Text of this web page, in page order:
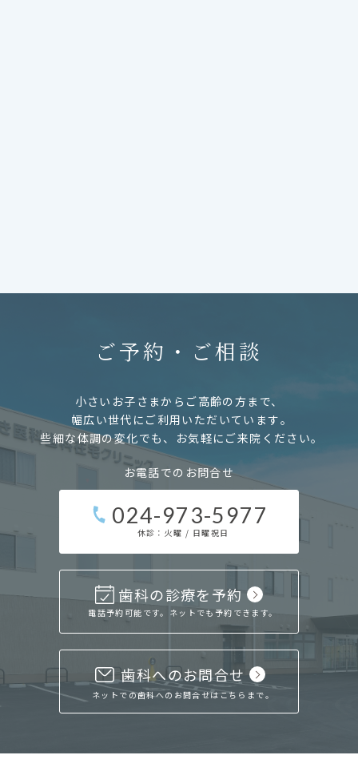
ご予約・ご相談
小さいお子さまからご高齢の方まで、
幅広い世代にご利用いただいています｡
些細な体調の変化でも、
お気軽にご来院ください｡
お電話でのお問合せ
024-973-5977
休診：火曜 / 日曜祝日
歯科の診療を予約
電話予約可能です。ネットでも予約できます。
歯科へのお問合せ
ネットでの歯科へのお問合せはこちらまで。